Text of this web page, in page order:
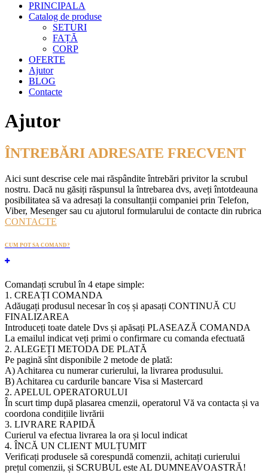
PRINCIPALA
Catalog de produse
SETURI
FAȚĂ
CORP
OFERTE
Ajutor
BLOG
Contacte
Ajutor
ÎNTREBĂRI ADRESATE FRECVENT
Aici sunt descrise cele mai răspândite întrebări privitor la scrubul
nostru. Dacă nu găsiți răspunsul la întrebarea dvs, aveți întotdeauna
posibilitatea să va adresați la consultanții companiei prin Telefon,
Viber, Mesenger sau cu ajutorul formularului de contacte din rubrica
CONTACTE
CUM POT SA COMAND?
Comandați scrubul în 4 etape simple:
1. CREAȚI COMANDA
Adăugați produsul necesar în coș și apasați CONTINUĂ CU
FINALIZAREA
Introduceți toate datele Dvs și apăsați PLASEAZĂ COMANDA
La emailul indicat veți primi o confirmare cu comanda efectuată
2. ALEGEȚI METODA DE PLATĂ
Pe pagină sînt disponibile 2 metode de plată:
A) Achitarea cu numerar curierului, la livrarea produsului.
B) Achitarea cu cardurile bancare Visa si Mastercard
2. APELUL OPERATORULUI
În scurt timp după plasarea cmenzii, operatorul Vă va contacta și va
coordona condițiile livrării
3. LIVRARE RAPIDĂ
Curierul va efectua livrarea la ora și locul indicat
4. ÎNCĂ UN CLIENT MULȚUMIT
Verificați produsele să corespundă comenzii, achitați curierului
prețul comenzii, și SCRUBUL este AL DUMNEAVOASTRĂ!